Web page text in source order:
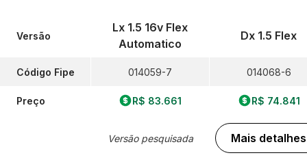
Versão
Código Fipe
Preço
Lx 1.5 16v Flex
Automatico
014059-7
R$ 83.661
Versão pesquisada
Dx 1.5 Flex
014068-6
R$ 74.841
Mais detalhes